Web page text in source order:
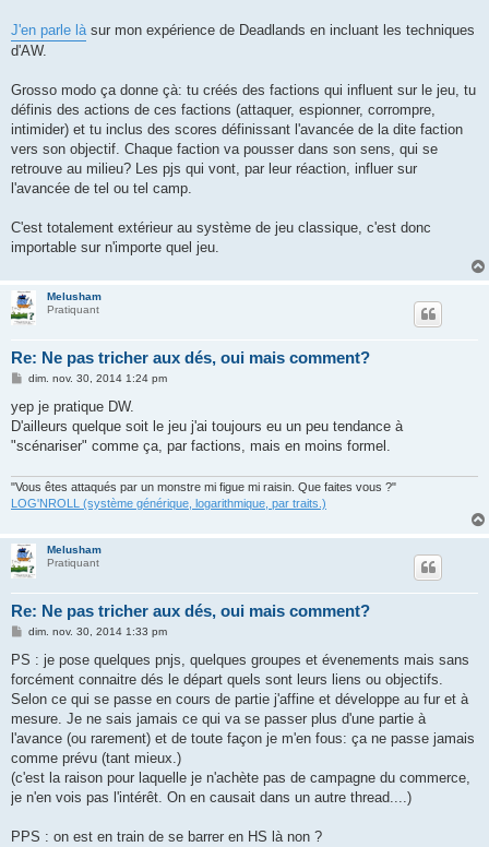
J'en parle là sur mon expérience de Deadlands en incluant les techniques
d'AW.
Grosso modo ça donne çà: tu créés des factions qui influent sur le jeu, tu
définis des actions de ces factions (attaquer, espionner, corrompre,
intimider) et tu inclus des scores définissant l'avancée de la dite faction
vers son objectif. Chaque faction va pousser dans son sens, qui se
retrouve au milieu? Les pjs qui vont, par leur réaction, influer sur
l'avancée de tel ou tel camp.
C'est totalement extérieur au système de jeu classique, c'est donc
importable sur n'importe quel jeu.
Melusham
Pratiquant
Re: Ne pas tricher aux dés, oui mais comment?
M
s
s
a
g
dim. nov. 30, 2014 1:24 pm
yep je pratique DW.
D'ailleurs quelque soit le jeu j'ai toujours eu un peu tendance à
"scénariser" comme ça, par factions, mais en moins formel.
"Vous êtes attaqués par un monstre mi figue mi raisin. Que faites vous ?"
LOG'NROLL (système générique, logarithmique, par traits.)
Melusham
Pratiquant
Re: Ne pas tricher aux dés, oui mais comment?
M
s
a
g
dim. nov. 30, 2014 1:33 pm
PS : je pose quelques pnjs, quelques groupes et évenements mais sans
forcément connaitre dés le départ quels sont leurs liens ou objectifs.
Selon ce qui se passe en cours de partie j'affine et développe au fur et à
mesure. Je ne sais jamais ce qui va se passer plus d'une partie à
l'avance (ou rarement) et de toute façon je m'en fous: ça ne passe jamais
comme prévu (tant mieux.)
(c'est la raison pour laquelle je n'achète pas de campagne du commerce,
je n'en vois pas l'intérêt. On en causait dans un autre thread....)
PPS : on est en train de se barrer en HS là non ?